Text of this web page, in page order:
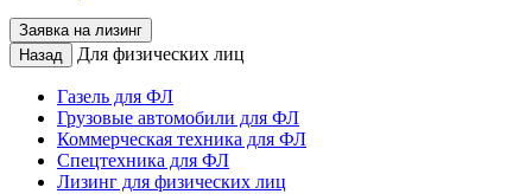
Заявка на лизинг
Назад
Для физических лиц
Газель для ФЛ
Грузовые автомобили для ФЛ
Коммерческая техника для ФЛ
Спецтехника для ФЛ
Лизинг для физических лиц